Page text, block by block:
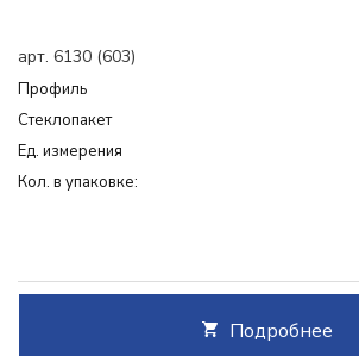
арт. 6130 (603)
Профиль
Cтеклопакет
Ед. измерения
Кол. в упаковке:
Подробнее